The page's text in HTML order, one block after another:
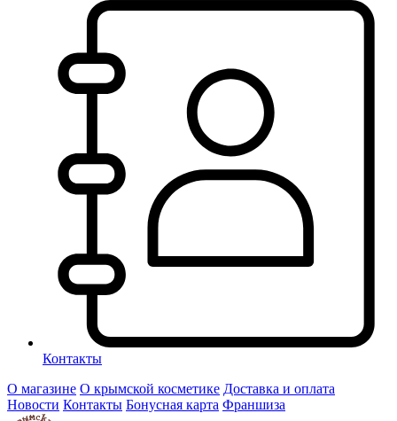
Контакты
О магазине О крымской косметике Доставка и оплата
Новости Контакты Бонусная карта Франшиза